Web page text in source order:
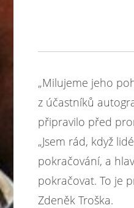
„Milujeme jeho
z účastníků
připravilo před
„Jsem rád, když
pokračování, a
pokračovat. To je
Zdeněk Troška.